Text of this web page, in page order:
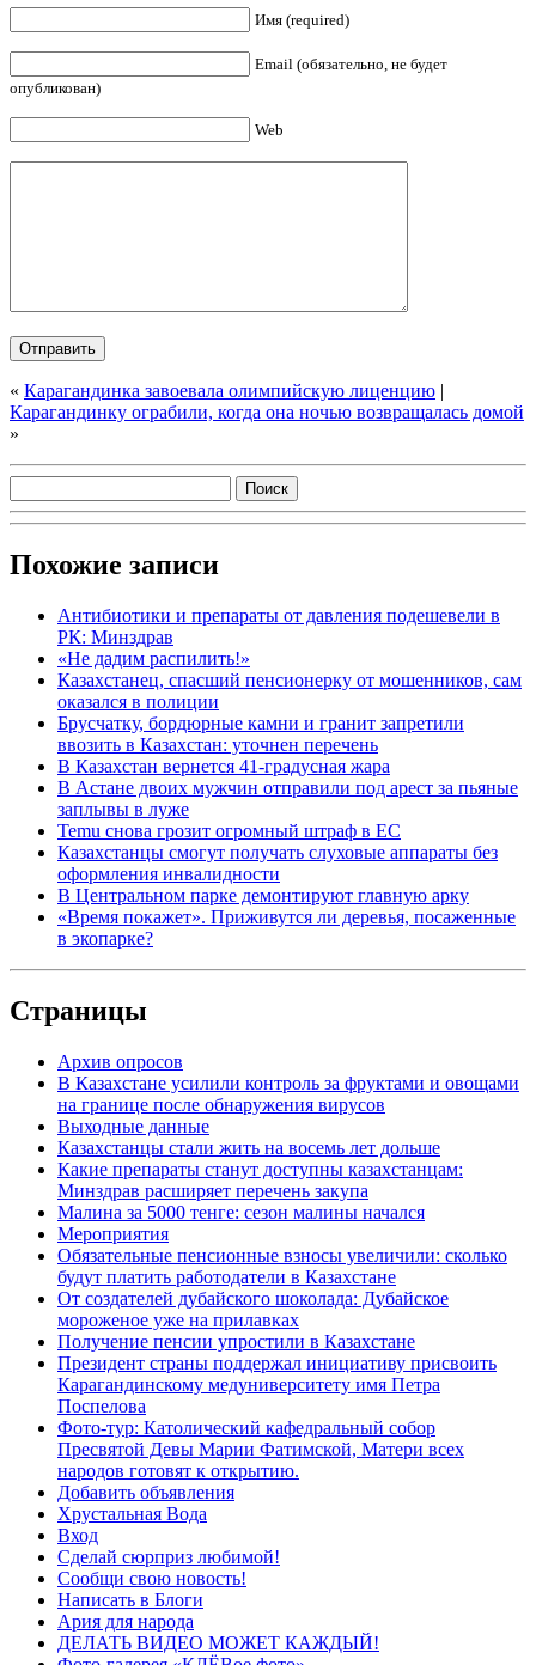
Имя (required)
Email (обязательно, не будет
опубликован)
Web
« Карагандинка завоевала олимпийскую лиценцию |
Карагандинку ограбили, когда она ночью возвращалась домой
»
Похожие записи
Антибиотики и препараты от давления подешевели в
РК: Минздрав
«Не дадим распилить!»
Казахстанец, спасший пенсионерку от мошенников, сам
оказался в полиции
Брусчатку, бордюрные камни и гранит запретили
ввозить в Казахстан: уточнен перечень
В Казахстан вернется 41-градусная жара
В Астане двоих мужчин отправили под арест за пьяные
заплывы в луже
Temu снова грозит огромный штраф в ЕС
Казахстанцы смогут получать слуховые аппараты без
оформления инвалидности
В Центральном парке демонтируют главную арку
«Время покажет». Приживутся ли деревья, посаженные
в экопарке?
Страницы
Архив опросов
В Казахстане усилили контроль за фруктами и овощами
на границе после обнаружения вирусов
Выходные данные
Казахстанцы стали жить на восемь лет дольше
Какие препараты станут доступны казахстанцам:
Минздрав расширяет перечень закупа
Малина за 5000 тенге: сезон малины начался
Мероприятия
Обязательные пенсионные взносы увеличили: сколько
будут платить работодатели в Казахстане
От создателей дубайского шоколада: Дубайское
мороженое уже на прилавках
Получение пенсии упростили в Казахстане
Президент страны поддержал инициативу присвоить
Карагандинскому медуниверситету имя Петра
Поспелова
Фото-тур: Католический кафедральный собор
Пресвятой Девы Марии Фатимской, Матери всех
народов готовят к открытию.
Добавить объявления
Хрустальная Вода
Вход
Сделай сюрприз любимой!
Сообщи свою новость!
Написать в Блоги
Ария для народа
ДЕЛАТЬ ВИДЕО МОЖЕТ КАЖДЫЙ!